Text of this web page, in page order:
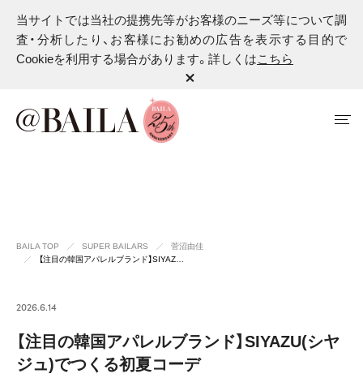
当サイトでは当社の提携先等がお客様のニーズ等について調
査・分析したり、お客様にお勧めの広告を表示する目的で
Cookieを利用する場合があります。詳しくはこちら
BAILA TOP SUPER BAILARS
菅沼由佳
【注目の韓国アパレルブランド】SIYAZ…
2026.6.14
【注目の韓国アパレルブランド】SIYAZU(シヤ
ジュ)でつくる初夏コーデ